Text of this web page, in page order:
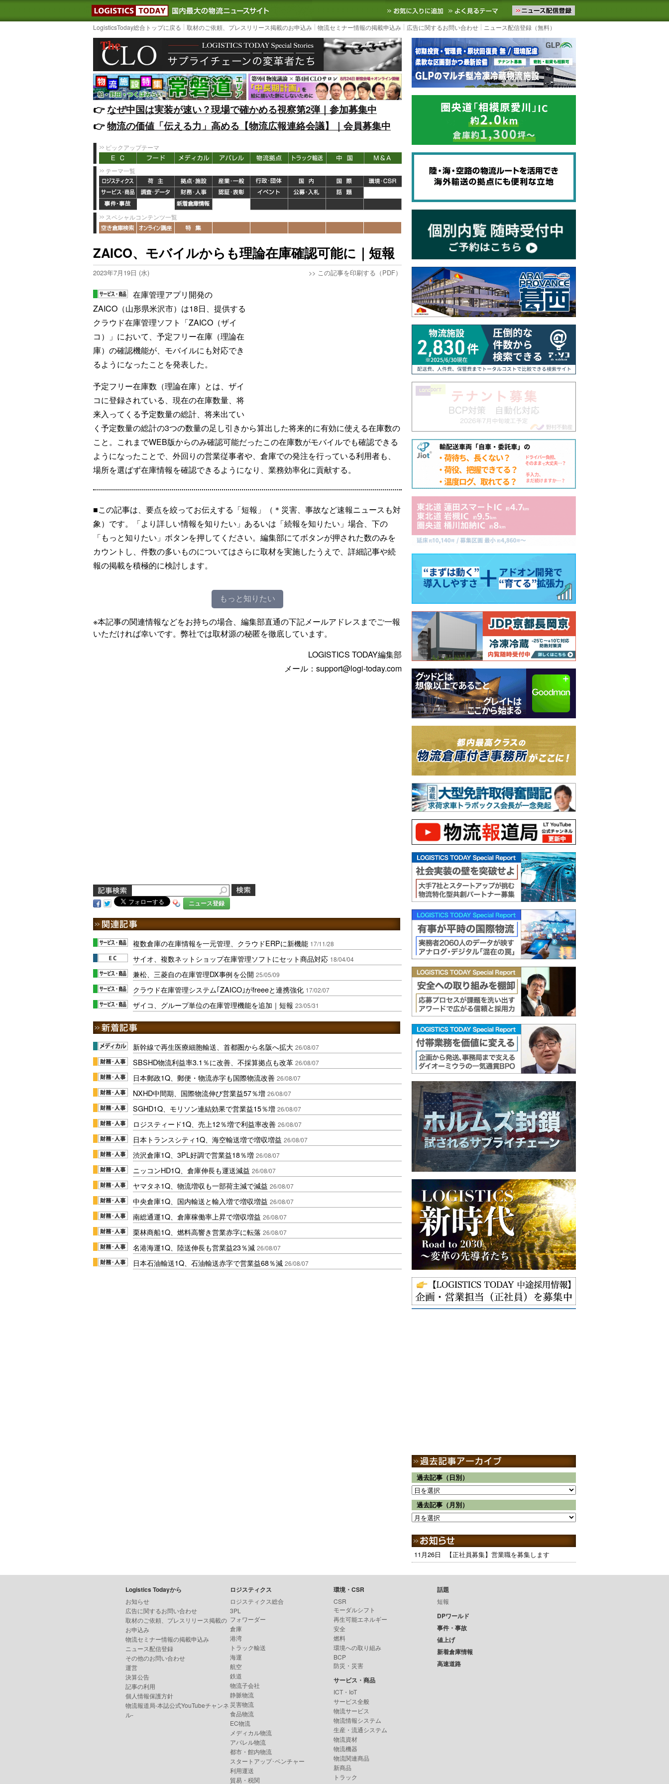
LOGISTICS TODAY｜国内最大の物流ニュースサイト3PL, SCMなど国内外の最新の物流ニュースをお届けします。物流ニュースメール配信を登録す
お気に入りに追加 よく見るテーマ
LogisticsToday総合トップに戻る 取材のご依頼、プレスリリース掲載のお申込み 物流セミナー情報の掲載申込み 広告に関するお問い合わせ ニュース配信登録（無料）
👉️なぜ中国は実装が速い？現場で確かめる視察第2弾｜参加募集中
👉️物流の価値「伝える力」高める【物流広報連絡会議】｜会員募集中
ピックアップテーマ
テーマ一覧
スペシャルコンテンツ一覧
ZAICO、モバイルからも理論在庫確認可能に｜短報
2023年7月19日 (水) >> この記事を印刷する（PDF）
在庫管理アプリ開発の
ZAICO（山形県米沢市）は18日、提供する
クラウド在庫管理ソフト「ZAICO（ザイ
コ）」において、予定フリー在庫（理論在
庫）の確認機能が、モバイルにも対応でき
るようになったことを発表した。
予定フリー在庫数（理論在庫）とは、ザイ
コに登録されている、現在の在庫数量、将
来入ってくる予定数量の総計、将来出てい
く予定数量の総計の3つの数量の足し引きから算出した将来的に有効に使える在庫数の
こと。これまでWEB版からのみ確認可能だったこの在庫数がモバイルでも確認できる
ようになったことで、外回りの営業従事者や、倉庫での発注を行っている利用者も、
場所を選ばず在庫情報を確認できるようになり、業務効率化に貢献する。
■この記事は、要点を絞ってお伝えする「短報」（＊災害、事故など速報ニュースも対
象）です。「より詳しい情報を知りたい」あるいは「続報を知りたい」場合、下の
「もっと知りたい」ボタンを押してください。編集部にてボタンが押された数のみを
カウントし、件数の多いものについてはさらに取材を実施したうえで、詳細記事や続
報の掲載を積極的に検討します。
もっと知りたい
※本記事の関連情報などをお持ちの場合、編集部直通の下記メールアドレスまでご一報
いただければ幸いです。弊社では取材源の秘匿を徹底しています。
LOGISTICS TODAY編集部
メール：support@logi-today.com
ニュース登録
複数倉庫の在庫情報を一元管理、クラウドERPに新機能 17/11/28
サイオ、複数ネットショップ在庫管理ソフトにセット商品対応 18/04/04
兼松、三菱自の在庫管理DX事例を公開 25/05/09
クラウド在庫管理システム｢ZAICO｣がfreeeと連携強化 17/02/07
ザイコ、グループ単位の在庫管理機能を追加｜短報 23/05/31
新幹線で再生医療細胞輸送、首都圏から名阪へ拡大 26/08/07
SBSHD物流利益率3.1％に改善、不採算拠点も改革 26/08/07
日本郵政1Q、郵便・物流赤字も国際物流改善 26/08/07
NXHD中間期、国際物流伸び営業益57％増 26/08/07
SGHD1Q、モリソン連結効果で営業益15％増 26/08/07
ロジスティード1Q、売上12％増で利益率改善 26/08/07
日本トランスシティ1Q、海空輸送増で増収増益 26/08/07
渋沢倉庫1Q、3PL好調で営業益18％増 26/08/07
ニッコンHD1Q、倉庫伸長も運送減益 26/08/07
ヤマタネ1Q、物流増収も一部荷主減で減益 26/08/07
中央倉庫1Q、国内輸送と輸入増で増収増益 26/08/07
南総通運1Q、倉庫稼働率上昇で増収増益 26/08/07
栗林商船1Q、燃料高響き営業赤字に転落 26/08/07
名港海運1Q、陸送伸長も営業益23％減 26/08/07
日本石油輸送1Q、石油輸送赤字で営業益68％減 26/08/07
過去記事（日別）
過去記事（月別）
11月26日 【正社員募集】営業職を募集します
Logistics Todayから
お知らせ
広告に関するお問い合わせ
取材のご依頼、プレスリリース掲載の
お申込み
物流セミナー情報の掲載申込み
ニュース配信登録
その他のお問い合わせ
運営
決算公告
記事の利用
個人情報保護方針
物流報道局-本誌公式YouTubeチャンネ
ル-
ロジスティクス
ロジスティクス総合
3PL
フォワーダー
倉庫
港湾
トラック輸送
海運
航空
鉄道
物流子会社
静脈物流
災害物流
食品物流
EC物流
メディカル物流
アパレル物流
都市・館内物流
スタートアップ･ベンチャー
利用運送
貿易・税関
環境・CSR
CSR
モーダルシフト
再生可能エネルギー
安全
燃料
環境への取り組み
BCP
防災・災害
サービス・商品
ICT・IoT
サービス全般
物流サービス
物流情報システム
生産・流通システム
物流資材
物流機器
物流関連商品
新商品
トラック
話題
短報
DPワールド
事件・事故
値上げ
新着倉庫情報
高速道路